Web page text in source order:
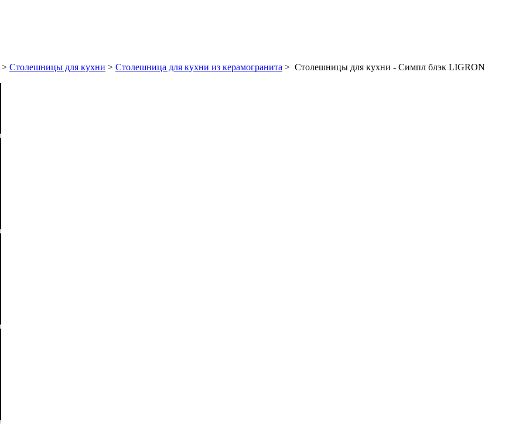
> Столешницы для кухни > Столешница для кухни из керамогранита > Столешницы для кухни - Симпл блэк LIGRON